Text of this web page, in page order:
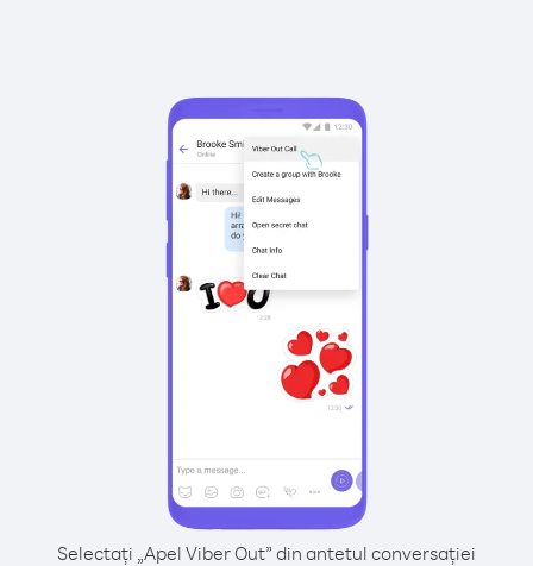
Selectați „Apel Viber Out” din antetul conversației